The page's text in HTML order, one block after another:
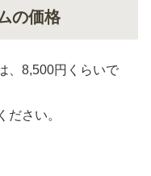
の価格
、8,500円くらいで
ださい。